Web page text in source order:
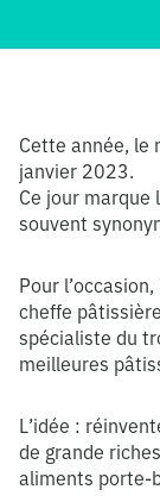
Cette année, le
janvier 2023.
Ce jour marque
souvent
Pour
cheffe
spécialiste du
meilleures
L’idée :
de grande
aliments porte-